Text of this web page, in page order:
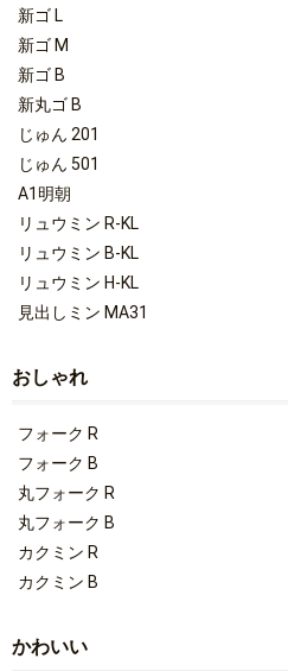
新ゴ L
新ゴ M
新ゴ B
新丸ゴ B
じゅん 201
じゅん 501
A1明朝
リュウミン R-KL
リュウミン B-KL
リュウミン H-KL
見出しミン MA31
おしゃれ
フォーク R
フォーク B
丸フォーク R
丸フォーク B
カクミン R
カクミン B
かわいい